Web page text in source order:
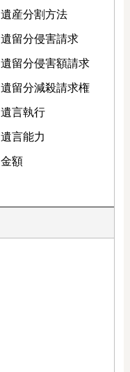
遺産分割方法
遺留分侵害請求
遺留分侵害額請求
遺留分減殺請求権
遺言執行
遺言能力
金額